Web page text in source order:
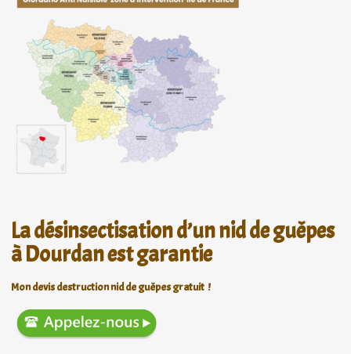
La désinsectisation d’un nid de guêpes
à Dourdan est garantie
Mon devis destruction nid de guêpes gratuit !